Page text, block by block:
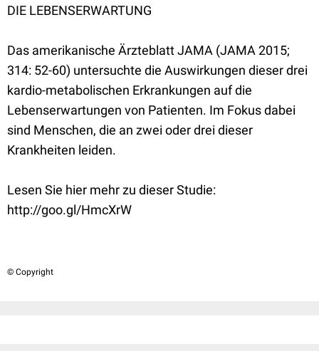
DIE LEBENSERWARTUNG
Das amerikanische Ärzteblatt JAMA (JAMA 2015;
314: 52-60) untersuchte die Auswirkungen dieser drei
kardio-metabolischen Erkrankungen auf die
Lebenserwartungen von Patienten. Im Fokus dabei
sind Menschen, die an zwei oder drei dieser
Krankheiten leiden.
Lesen Sie hier mehr zu dieser Studie:
http://goo.gl/HmcXrW
© Copyright